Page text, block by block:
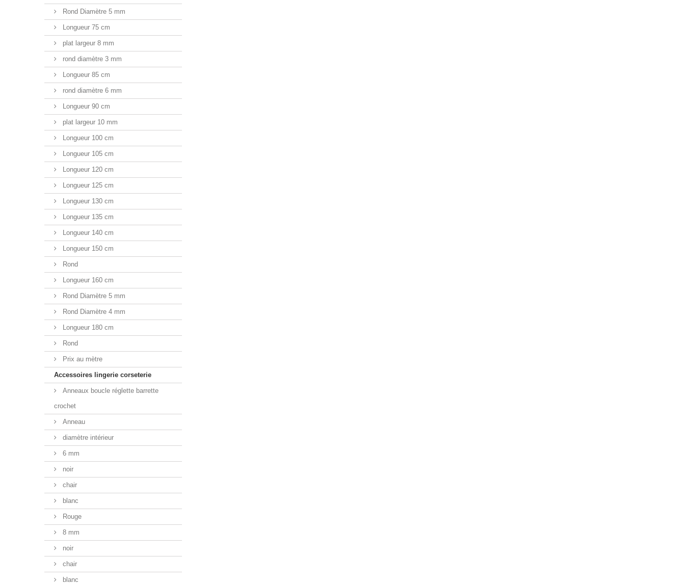
Rond Diamètre 5 mm
Longueur 75 cm
plat largeur 8 mm
rond diamètre 3 mm
Longueur 85 cm
rond diamètre 6 mm
Longueur 90 cm
plat largeur 10 mm
Longueur 100 cm
Longueur 105 cm
Longueur 120 cm
Longueur 125 cm
Longueur 130 cm
Longueur 135 cm
Longueur 140 cm
Longueur 150 cm
Rond
Longueur 160 cm
Rond Diamètre 5 mm
Rond Diamètre 4 mm
Longueur 180 cm
Rond
Prix au mètre
Accessoires lingerie corseterie
Anneaux boucle réglette barrette
crochet
Anneau
diamètre intérieur
6 mm
noir
chair
blanc
Rouge
8 mm
noir
chair
blanc